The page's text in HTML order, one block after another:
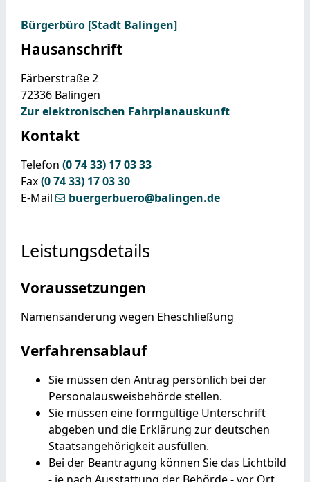
Bürgerbüro [Stadt Balingen]
Hausanschrift
Färberstraße 2
72336 Balingen
Zur elektronischen Fahrplanauskunft
Kontakt
Telefon (07433) 170333
Fax(07433) 170330
E-Mail
buergerbuero@balingen.de
Leistungsdetails
Voraussetzungen
Namensänderung wegen Eheschließung
Verfahrensablauf
Sie müssen den Antrag persönlich bei der
Personalausweisbehörde stellen.
Sie müssen eine formgültige Unterschrift
abgeben und die Erklärung zur deutschen
Staatsangehörigkeit ausfüllen.
Bei der Beantragung können Siedas Lichtbild